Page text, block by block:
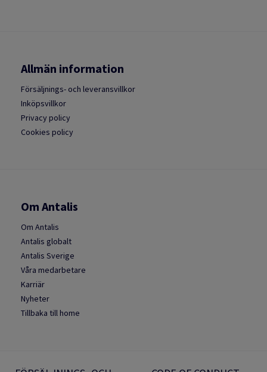
Allmän information
Försäljnings- och leveransvillkor
Inköpsvillkor
Privacy policy
Cookies policy
Om Antalis
Om Antalis
Antalis globalt
Antalis Sverige
Våra medarbetare
Karriär
Nyheter
Tillbaka till home